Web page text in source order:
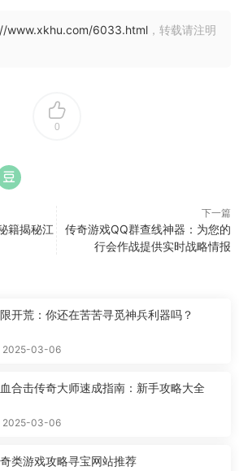
www.xkhu.com/6033.html ，转载请注明
0
籍揭秘江
下一篇
传奇游戏QQ群查线神器：为您的
行会作战提供实时战略情报
开荒：你还在苦苦寻觅神兵利器吗？
2025-03-06
合击传奇大师速成指南：新手攻略大全
2025-03-06
类游戏攻略寻宝网站推荐